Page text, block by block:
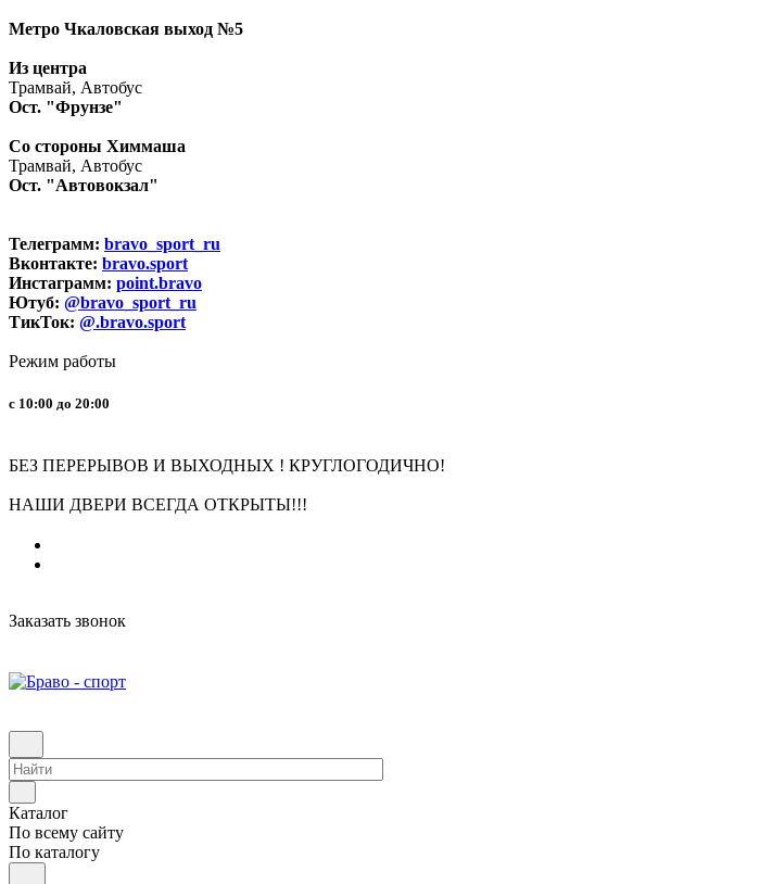
Метро Чкаловская выход №5
Из центра
Трамвай, Автобус
Ост. "Фрунзе"
Со стороны Химмаша
Трамвай, Автобус
Ост. "Автовокзал"
Телеграмм: bravo_sport_ru
Вконтакте: bravo.sport
Инстаграмм: point.bravo
Ютуб: @bravo_sport_ru
ТикТок: @.bravo.sport
Режим работы
с 10:00 до 20:00
БЕЗ ПЕРЕРЫВОВ И ВЫХОДНЫХ ! КРУГЛОГОДИЧНО!
НАШИ ДВЕРИ ВСЕГДА ОТКРЫТЫ!!!
Заказать звонок
Каталог
По всему сайту
По каталогу